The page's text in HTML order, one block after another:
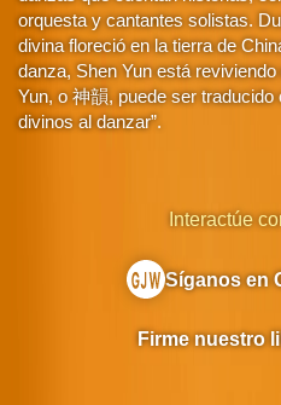
orquesta y cantantes solistas.
divina floreció en la tierra de
danza, Shen Yun está
Yun, o 神韻, puede ser
divinos al danzar”.
Interactúe
Síganos en
Firme nuestro